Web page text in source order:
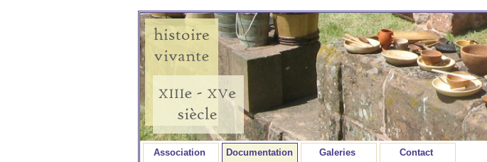
Association Documentation Galeries Contact